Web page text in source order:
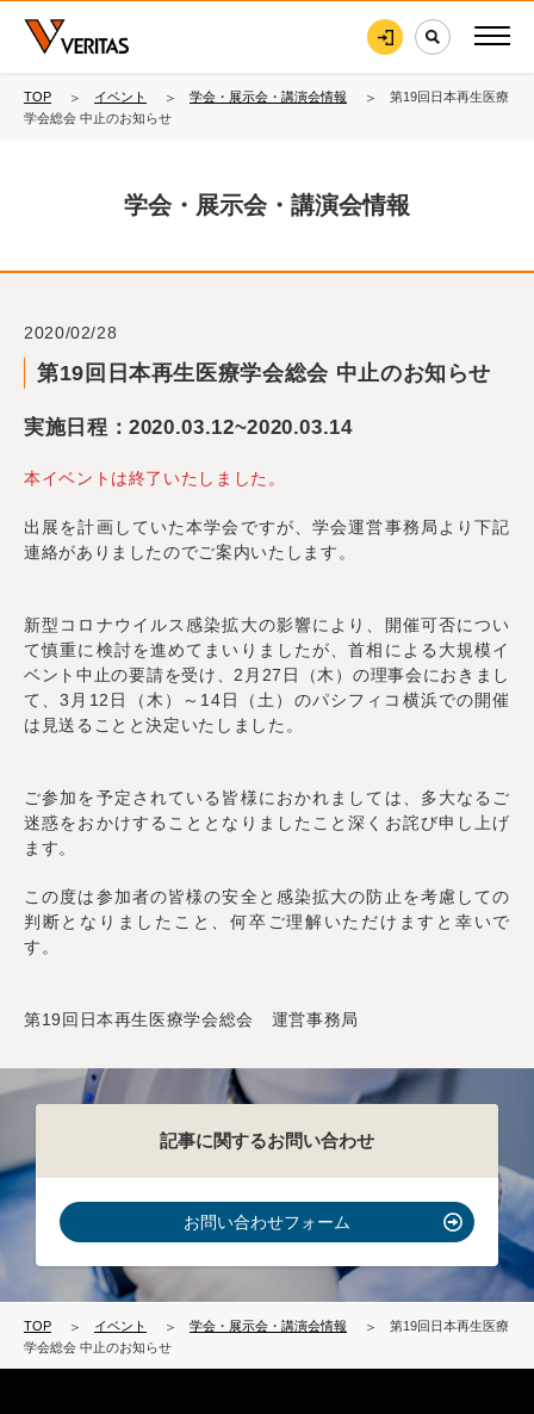
TOP イベント 学会・展示会・講演会情報
第19回日本再生医療
学会総会 中止のお知らせ
学会・展示会・講演会情報
2020/02/28
第19回日本再生医療学会総会 中止のお知らせ
実施日程：2020.03.12~2020.03.14
本イベントは終了いたしました。
出展を計画していた本学会ですが、学会運営事務局より下記
連絡がありましたのでご案内いたします。
新型コロナウイルス感染拡大の影響により、開催可否につい
て慎重に検討を進めてまいりましたが、首相による大規模イ
ベント中止の要請を受け、2月27日（木）の理事会におきまし
て、3月12日（木）～14日（土）のパシフィコ横浜での開催
は見送ることと決定いたしました。
ご参加を予定されている皆様におかれましては、多大なるご
迷惑をおかけすることとなりましたこと深くお詫び申し上げ
ます。
この度は参加者の皆様の安全と感染拡大の防止を考慮しての
判断となりましたこと、何卒ご理解いただけますと幸いで
す。
第19回日本再生医療学会総会 運営事務局
記事に関するお問い合わせ
お問い合わせフォーム
TOP イベント 学会・展示会・講演会情報
第19回日本再生医療
学会総会 中止のお知らせ